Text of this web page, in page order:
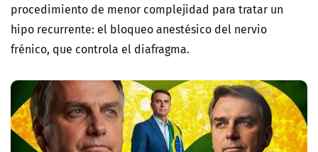
procedimiento de menor complejidad para tratar un
hipo recurrente: el bloqueo anestésico del nervio
frénico, que controla el diafragma.